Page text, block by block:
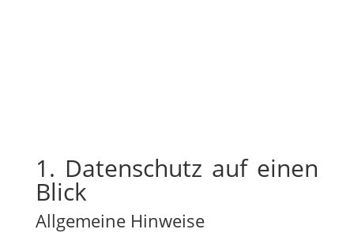
1. Datenschutz auf einen
Blick
Allgemeine Hinweise